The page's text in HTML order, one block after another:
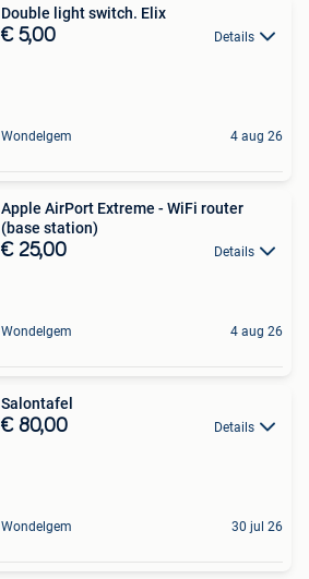
Double light switch. Elix
€ 5,00 Details
Wondelgem 4 aug 26
Apple AirPort Extreme - WiFi router
(base station)
€ 25,00 Details
Wondelgem 4 aug 26
Salontafel
€ 80,00 Details
Wondelgem 30 jul 26